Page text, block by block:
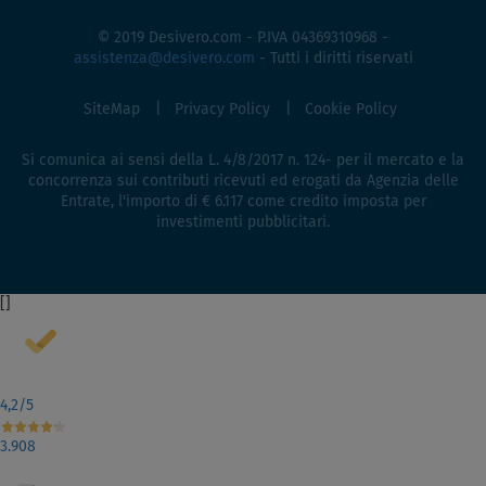
© 2019 Desivero.com - P.IVA 04369310968 -
assistenza@desivero.com - Tutti i diritti riservati
SiteMap Privacy Policy Cookie Policy
Si comunica ai sensi della L. 4/8/2017 n. 124- per il mercato e la
concorrenza sui contributi ricevuti ed erogati da Agenzia delle
Entrate, l'importo di € 6.117 come credito imposta per
investimenti pubblicitari.
4,2 /5
3.908